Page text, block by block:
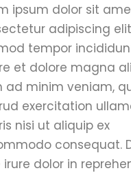
ipsum dolor sit
adipiscing
tempor
et dolore magna
ad minim veniam,
exercitation
nisi ut aliquip ex
consequat.
dolor in